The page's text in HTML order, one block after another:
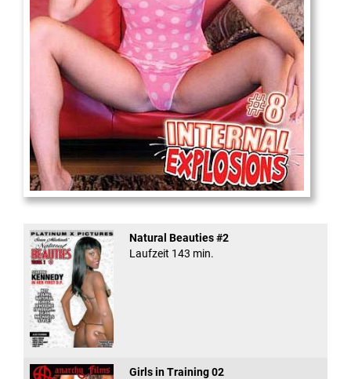
Internal Explosionen
Natural Beauties #2
Laufzeit 143 min.
Girls in Training 02